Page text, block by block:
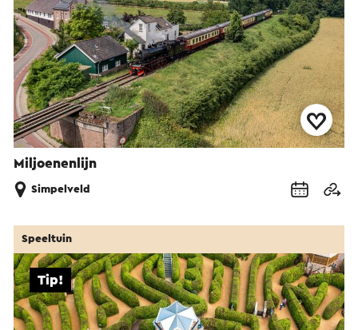
Miljoenenlijn
Simpelveld
Tip!
Speeltuin